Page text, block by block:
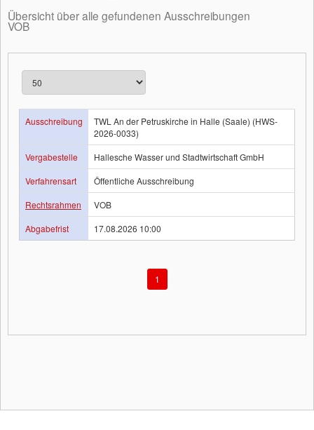
Übersicht über alle gefundenen Ausschreibungen
VOB
Ausschreibung
TWL An der Petruskirche in Halle (Saale) (HWS-
2026-0033)
Vergabestelle
Hallesche Wasser und Stadtwirtschaft GmbH
Verfahrensart
Öffentliche Ausschreibung
Rechtsrahmen
VOB
Abgabefrist
17.08.2026 10:00
1